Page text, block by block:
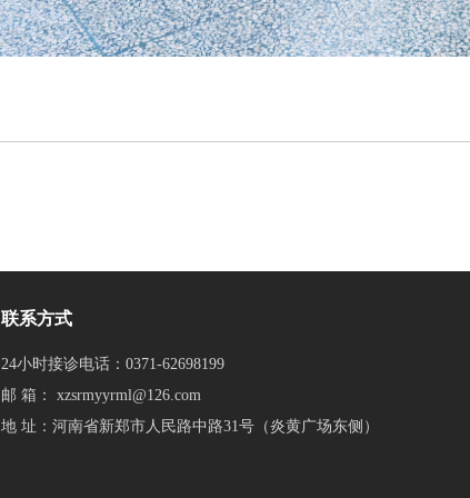
联系方式
24小时接诊电话：0371-62698199
邮 箱：
xzsrmyyrml@126.com
地 址：河南省新郑市人民路中路31号（炎黄广场东侧）